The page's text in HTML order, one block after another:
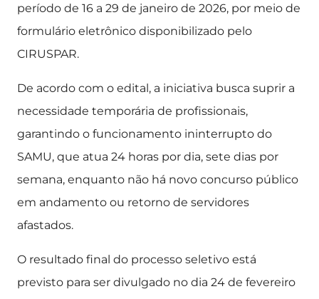
período de 16 a 29 de janeiro de 2026, por meio de
formulário eletrônico disponibilizado pelo
CIRUSPAR.
De acordo com o edital, a iniciativa busca suprir a
necessidade temporária de profissionais,
garantindo o funcionamento ininterrupto do
SAMU, que atua 24 horas por dia, sete dias por
semana, enquanto não há novo concurso público
em andamento ou retorno de servidores
afastados.
O resultado final do processo seletivo está
previsto para ser divulgado no dia 24 de fevereiro